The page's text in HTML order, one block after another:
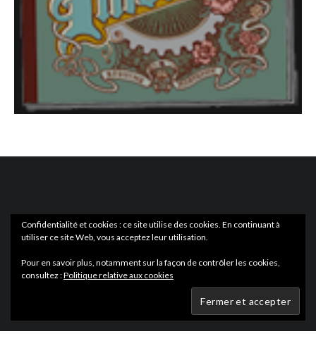
Confidentialité et cookies : ce site utilise des cookies. En continuant à
utiliser ce site Web, vous acceptez leur utilisation.
Pour en savoir plus, notamment sur la façon de contrôler les cookies,
consultez :Politique relative aux cookies